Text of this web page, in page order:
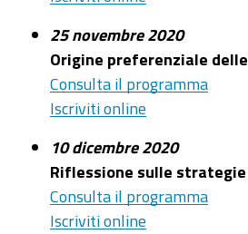
25 novembre 2020
Origine preferenziale
Consulta il programma
Iscriviti online
10 dicembre 2020
Riflessione sulle
Consulta il programma
Iscriviti online